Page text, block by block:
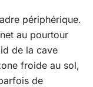
périphérique.
au pourtour
de la cave
froide au sol,
de